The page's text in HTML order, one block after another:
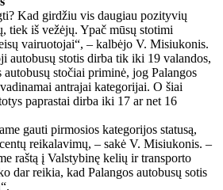
Kad girdžiu vis daugiau pozityvių
tiek iš vežėjų. Ypač mūsų stotimi
vairuotojai“, – kalbėjo V. Misiukonis.
autobusų stotis dirba tik iki 19 valandos,
stočiai priminė, jog Palangos
antrajai kategorijai. O šiai
paprastai dirba iki 17 ar net 16
gauti pirmosios kategorijos statusą,
reikalavimų, – sakė V. Misiukonis. –
raštą į Valstybinę kelių ir transporto
dar reikia, kad Palangos autobusų sotis